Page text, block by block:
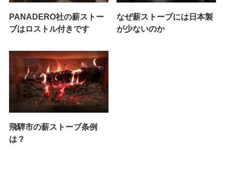
PANADERO社の薪ストー
ブはロストル付きです
なぜ薪ストーブには日本製
が少ないのか
飛騨市の薪ストーブ条例
は？